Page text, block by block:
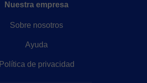
Nuestra empresa
Sobre nosotros
Ayuda
Política de privacidad